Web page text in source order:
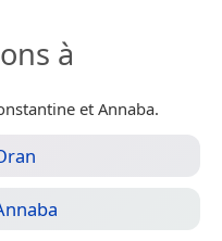
à
et Annaba.